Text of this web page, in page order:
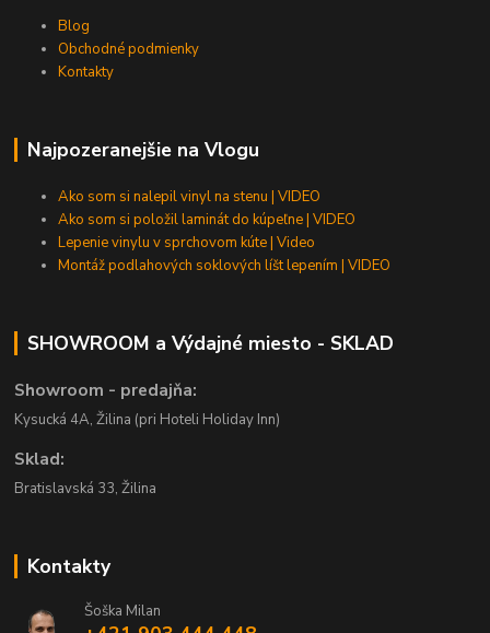
Blog
Obchodné podmienky
Kontakty
Najpozeranejšie na Vlogu
Ako som si nalepil vinyl na stenu | VIDEO
Ako som si položil laminát do kúpeľne | VIDEO
Lepenie vinylu v sprchovom kúte | Video
Montáž podlahových soklových líšt lepením | VIDEO
SHOWROOM a Výdajné miesto - SKLAD
Showroom - predajňa:
Kysucká 4A, Žilina (pri Hoteli Holiday Inn)
Sklad:
Bratislavská 33, Žilina
Kontakty
Šoška Milan